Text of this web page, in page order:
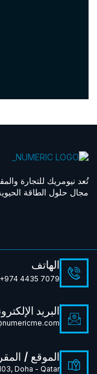
تُعد نيومريك للتجارة
مجال حلول الطاقة
الهاتف
+974 4435 7079
البريد
الموقع / المقر
Doha - Qatar